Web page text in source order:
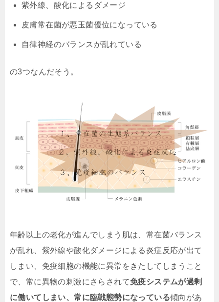
紫外線、酸化によるダメージ
皮膚常在菌が悪玉菌優位になっている
自律神経のバランスが乱れている
の3つなんだそう。
年齢以上の老化が進んでしまう肌は、常在菌バランス
が乱れ、紫外線や酸化ダメージによる炎症反応が出て
しまい、免疫細胞の機能に異常をきたしてしまうこと
で、常に異物の刺激にさらされて免疫システムが過剰
に働いてしまい、常に臨戦態勢になっている傾向があ